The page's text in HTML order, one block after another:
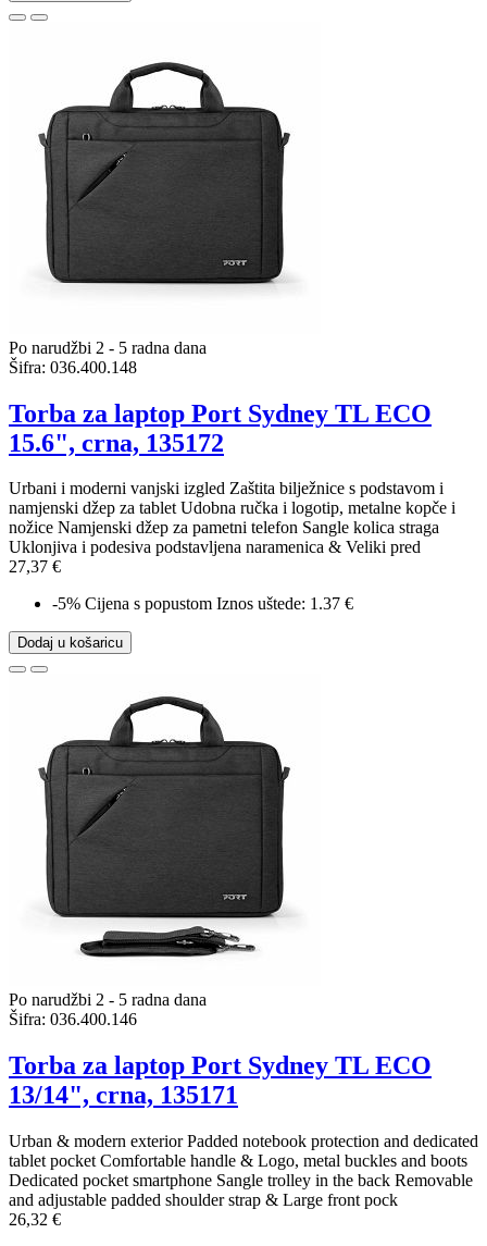
Po narudžbi 2 - 5 radna dana
Šifra: 036.400.148
Torba za laptop Port Sydney TL ECO
15.6", crna, 135172
Urbani i moderni vanjski izgled Zaštita bilježnice s podstavom i
namjenski džep za tablet Udobna ručka i logotip, metalne kopče i
nožice Namjenski džep za pametni telefon Sangle kolica straga
Uklonjiva i podesiva podstavljena naramenica & Veliki pred
27,37 €
-5% Cijena s popustom Iznos uštede: 1.37 €
Dodaj u košaricu
Po narudžbi 2 - 5 radna dana
Šifra: 036.400.146
Torba za laptop Port Sydney TL ECO
13/14", crna, 135171
Urban & modern exterior Padded notebook protection and dedicated
tablet pocket Comfortable handle & Logo, metal buckles and boots
Dedicated pocket smartphone Sangle trolley in the back Removable
and adjustable padded shoulder strap & Large front pock
26,32 €